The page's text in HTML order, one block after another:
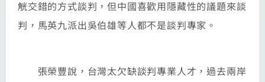
觥交錯的方式談判，但中國喜歡用隱藏性的議題來談
判，馬英九派出吳伯雄等人都不是談判專家。
張榮豐說，台灣太欠缺談判專業人才，過去兩岸